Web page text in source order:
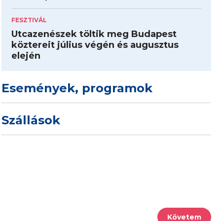
FESZTIVÁL
Utcazenészek töltik meg Budapest
köztereit július végén és augusztus
elején
Események, programok
Szállások
Követem